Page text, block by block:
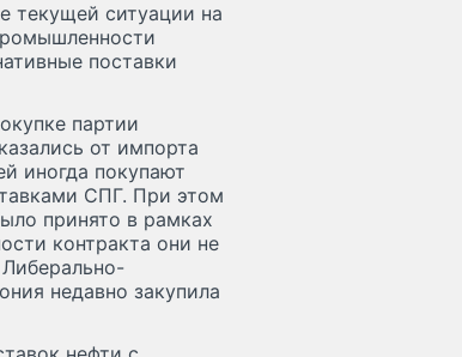
текущей ситуации на
поставки
партии
от импорта
иногда покупают
СПГ. При этом
принято в рамках
контракта они не
недавно закупила